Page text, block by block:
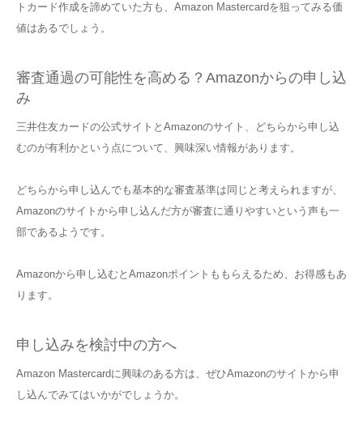
トカード作成を諦めていた方も、Amazon Mastercardを狙ってみる価
値はあるでしょう。
審査通過の可能性を高める？Amazonからの申し込
み
三井住友カードの公式サイトとAmazonのサイト、どちらから申し込
むのが有利かという点について、興味深い情報があります。
どちらから申し込んでも基本的な審査基準は同じと考えられますが、
Amazonのサイトから申し込んだ方が審査に通りやすいという声も一
部であるようです。
Amazonから申し込むとAmazonポイントももらえるため、お得感もあ
ります。
申し込みを検討中の方へ
Amazon Mastercardに興味のある方は、ぜひAmazonのサイトから申
し込んでみてはいかがでしょうか。